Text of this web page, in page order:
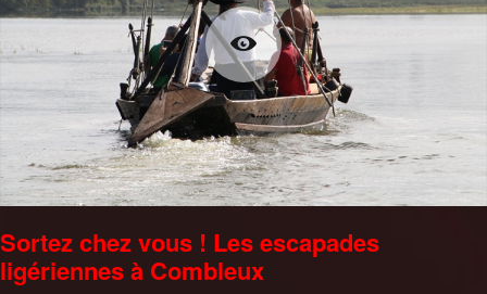
Sortez chez vous ! Les escapades
ligériennes à Combleux